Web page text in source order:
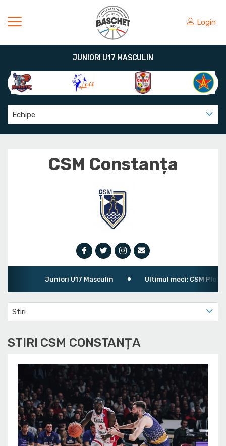
Login
JUNIORI U17 MASCULIN
Echipe
CSM Constanța
Juniori U17 Masculin Ultimul meci: CSM Ploiești
Stiri
STIRI CSM CONSTANȚA